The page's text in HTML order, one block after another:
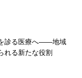
診る医療へ――地域
れる新たな役割